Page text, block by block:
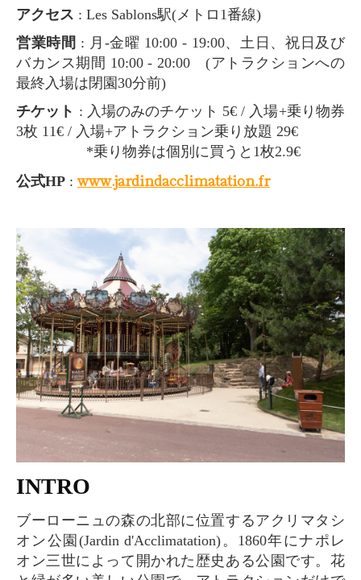
アクセス : Les Sablons駅(メトロ1番線)
営業時間 : 月-金曜 10:00 - 19:00、土日、祝日及び
バカンス期間 10:00 - 20:00 (アトラクションへの
最終入場は閉園30分前)
チケット : 入場のみのチケット 5€ / 入場+乗り物券
3枚 11€ / 入場+アトラクション乗り放題 29€
*乗り物券は個別に買うと1枚2.9€
公式HP :www.jardindacclimatation.fr
INTRO
ブーローニュの森の北部に位置するアクリマタシ
オン公園(Jardin d'Acclimatation)。1860年にナポレ
オン三世によって開かれた歴史ある公園です。花